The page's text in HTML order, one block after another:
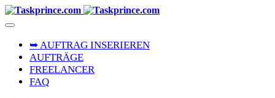
➥ AUFTRAG INSERIEREN
AUFTRÄGE
FREELANCER
FAQ